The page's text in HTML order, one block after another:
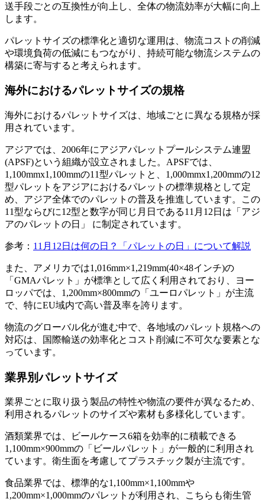
送手段ごとの互換性が向上し、全体の物流効率が大幅に向上
します。
パレットサイズの標準化と適切な運用は、物流コストの削減
や環境負荷の低減にもつながり、持続可能な物流システムの
構築に寄与すると考えられます。
海外におけるパレットサイズの規格
海外におけるパレットサイズは、地域ごとに異なる規格が採
用されています。
アジアでは、2006年にアジアパレットプールシステム連盟
(APSF)という組織が設立されました。APSFでは、
1,100mmx1,100mmの11型パレットと、1,000mmx1,200mmの12
型パレットをアジアにおけるパレットの標準規格として定
め、アジア全体でのパレットの普及を推進しています。この
11型ならびに12型と数字が同じ月日である11月12日は「アジ
アのパレットの日」 に制定されています。
参考： 11月12日は何の日？「パレットの日」について解説
また、アメリカでは1,016mm×1,219mm(40×48インチ)の
「GMAパレット」が標準として広く利用されており、ヨー
ロッパでは、1,200mm×800mmの「ユーロパレット」が主流
で、特にEU域内で高い普及率を誇ります。
物流のグローバル化が進む中で、各地域のパレット規格への
対応は、国際輸送の効率化とコスト削減に不可欠な要素とな
っています。
業界別パレットサイズ
業界ごとに取り扱う製品の特性や物流の要件が異なるため、
利用されるパレットのサイズや素材も多様化しています。
酒類業界では、ビールケース6箱を効率的に積載できる
1,100mm×900mmの「ビールパレット」が一般的に利用され
ています。衛生面を考慮してプラスチック製が主流です。
食品業界では、標準的な1,100mm×1,100mmや
1,200mm×1,000mmのパレットが利用され、こちらも衛生管